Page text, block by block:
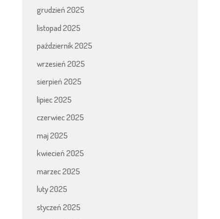
grudzień 2025
listopad 2025
październik 2025
wrzesień 2025
sierpień 2025
lipiec 2025
czerwiec 2025
maj 2025
kwiecień 2025
marzec 2025
luty 2025
styczeń 2025